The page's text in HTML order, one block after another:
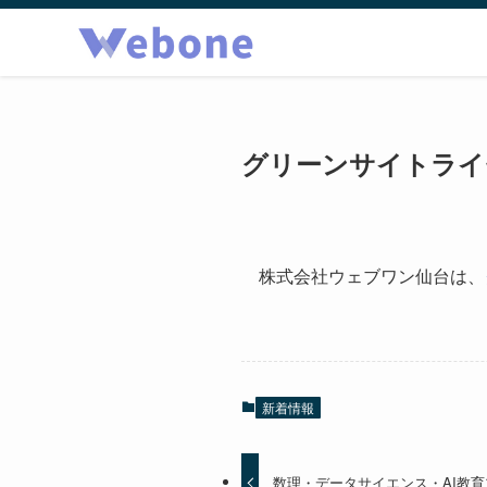
グリーンサイトラ
株式会社ウェブワン仙台は、
新着情報
数理・データサイエンス・AI教